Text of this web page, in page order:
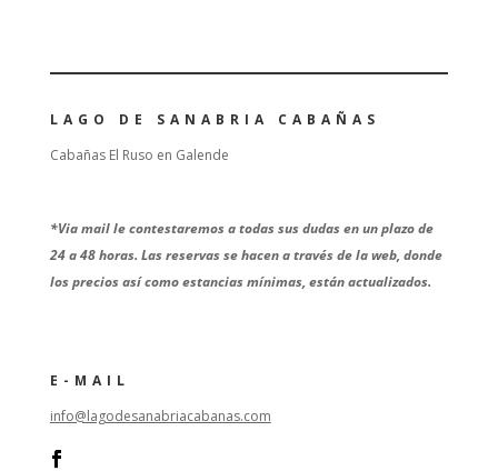
LAGO DE SANABRIA CABAÑAS
Cabañas El Ruso en Galende
*Via mail le contestaremos a todas sus dudas en un plazo de
24 a 48 horas. Las reservas se hacen a través de la web, donde
los precios así como estancias mínimas, están actualizados.
E-MAIL
info@lagodesanabriacabanas.com